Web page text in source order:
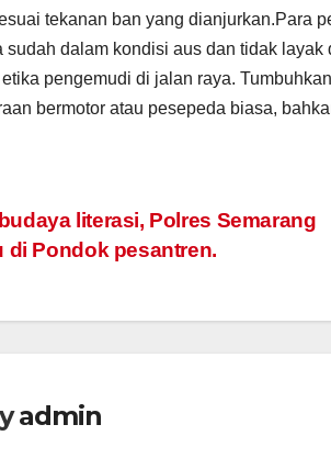
tekanan ban yang dianjurkan.Para
sudah dalam kondisi aus dan tidak
pengemudi di jalan raya.
bermotor atau pesepeda biasa,
literasi, Polres Semarang
di Pondok pesantren.
admin